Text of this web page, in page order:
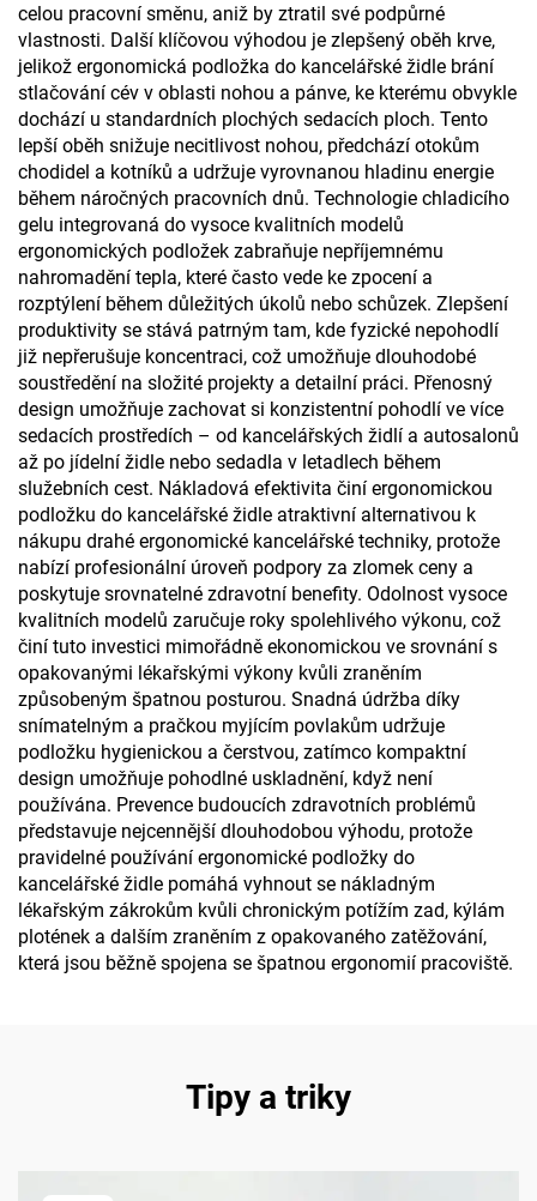
celou pracovní směnu, aniž by ztratil své podpůrné
vlastnosti. Další klíčovou výhodou je zlepšený oběh krve,
jelikož ergonomická podložka do kancelářské židle brání
stlačování cév v oblasti nohou a pánve, ke kterému obvykle
dochází u standardních plochých sedacích ploch. Tento
lepší oběh snižuje necitlivost nohou, předchází otokům
chodidel a kotníků a udržuje vyrovnanou hladinu energie
během náročných pracovních dnů. Technologie chladicího
gelu integrovaná do vysoce kvalitních modelů
ergonomických podložek zabraňuje nepříjemnému
nahromadění tepla, které často vede ke zpocení a
rozptýlení během důležitých úkolů nebo schůzek. Zlepšení
produktivity se stává patrným tam, kde fyzické nepohodlí
již nepřerušuje koncentraci, což umožňuje dlouhodobé
soustředění na složité projekty a detailní práci. Přenosný
design umožňuje zachovat si konzistentní pohodlí ve více
sedacích prostředích – od kancelářských židlí a autosalonů
až po jídelní židle nebo sedadla v letadlech během
služebních cest. Nákladová efektivita činí ergonomickou
podložku do kancelářské židle atraktivní alternativou k
nákupu drahé ergonomické kancelářské techniky, protože
nabízí profesionální úroveň podpory za zlomek ceny a
poskytuje srovnatelné zdravotní benefity. Odolnost vysoce
kvalitních modelů zaručuje roky spolehlivého výkonu, což
činí tuto investici mimořádně ekonomickou ve srovnání s
opakovanými lékařskými výkony kvůli zraněním
způsobeným špatnou posturou. Snadná údržba díky
snímatelným a pračkou myjícím povlakům udržuje
podložku hygienickou a čerstvou, zatímco kompaktní
design umožňuje pohodlné uskladnění, když není
používána. Prevence budoucích zdravotních problémů
představuje nejcennější dlouhodobou výhodu, protože
pravidelné používání ergonomické podložky do
kancelářské židle pomáhá vyhnout se nákladným
lékařským zákrokům kvůli chronickým potížím zad, kýlám
plotének a dalším zraněním z opakovaného zatěžování,
která jsou běžně spojena se špatnou ergonomií pracoviště.
Tipy a triky